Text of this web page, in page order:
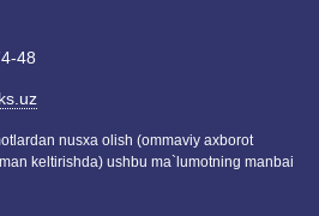
48
nusxa olish (ommaviy axborot
keltirishda) ushbu ma`lumotning manbai